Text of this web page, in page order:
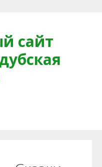
сайт